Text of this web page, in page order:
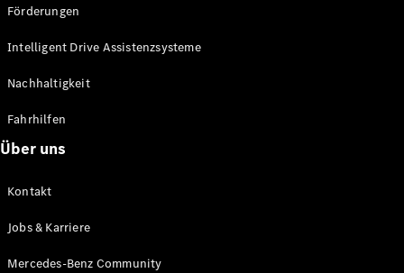
Förderungen
Intelligent Drive Assistenzsysteme
Nachhaltigkeit
Fahrhilfen
Über uns
Kontakt
Jobs & Karriere
Mercedes-Benz Community